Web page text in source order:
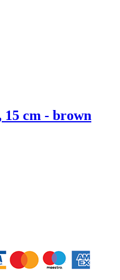
cm - brown